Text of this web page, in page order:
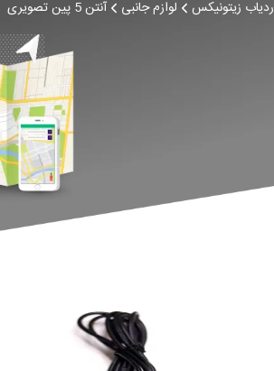
ردیاب زیتونیکس لوازم جانبی آنتن 5 پین تصویری